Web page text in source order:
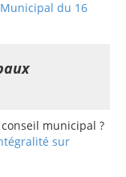
du 16
municipal ?
sur